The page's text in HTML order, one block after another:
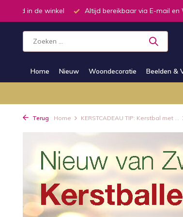
via E-mail en Whatsapp Telefonisch dagelijks
Home Nieuw Woondecoratie Beelden &
Terug Home KERSTCADEAU TIP: Kerstbal met ...